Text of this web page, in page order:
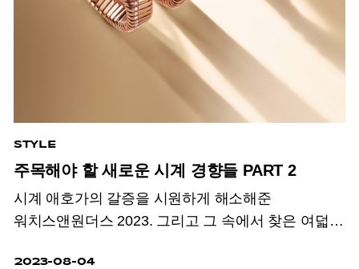
STYLE
주목해야 할 새로운 시계 경향들 PART 2
시계 애호가의 갈증을 시원하게 해소해준
워치스앤원더스 2023. 그리고 그 속에서 찾은 여덟
2023-08-04